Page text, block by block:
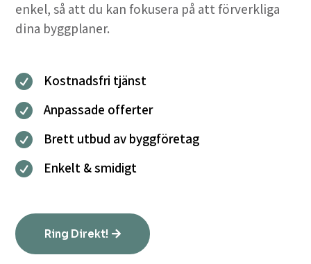
enkel, så att du kan fokusera på att förverkliga
dina byggplaner.
 Kostnadsfri tjänst
 Anpassade offerter
 Brett utbud av byggföretag
 Enkelt & smidigt
Ring Direkt!